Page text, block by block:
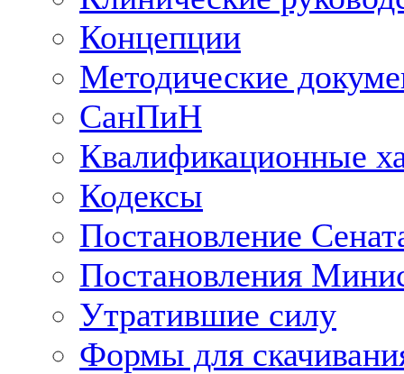
Концепции
Методические
СанПиН
Квалификационные
Кодексы
Постановление
Постановления
Утратившие силу
Формы для